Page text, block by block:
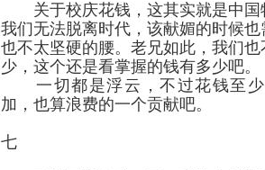
关于校庆花钱，这其实就是中国
我们无法脱离时代，该献媚的时候
也不太坚硬的腰。老兄如此，我们
少，这个还是看掌握的钱有多少吧。
一切都是浮云，不过花钱至少
加，也算浪费的一个贡献吧。
七